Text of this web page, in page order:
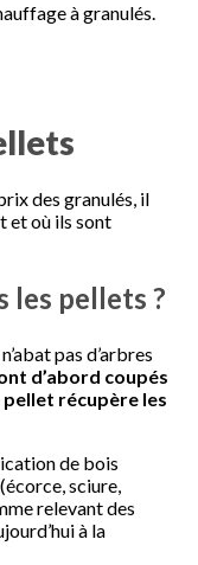
à granulés.
des granulés, il
et où ils sont
les pellets ?
pas d’arbres
d’abord coupés
récupère les
de bois
sciure,
relevant des
à la